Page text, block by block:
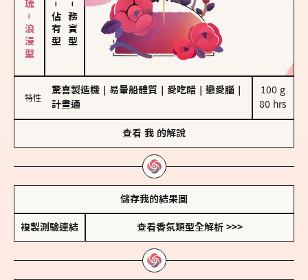
－
佔有型
－
務實型
特性
驚喜製造機 易暈船體質 愛吃醋 戀愛腦
計畫通
100 g
80 hrs
查看 我 的解說
儲存我的結果圖
複製測驗連結 查看香氛類型全解析 >>>